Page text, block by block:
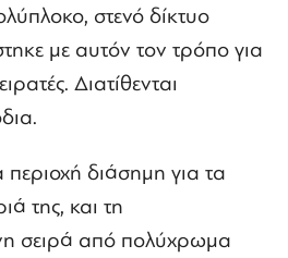
στενό δίκτυο
με αυτόν τον τρόπο για
Διατίθενται
διάσημη για τα
της, και τη
σειρά από πολύχρωμα